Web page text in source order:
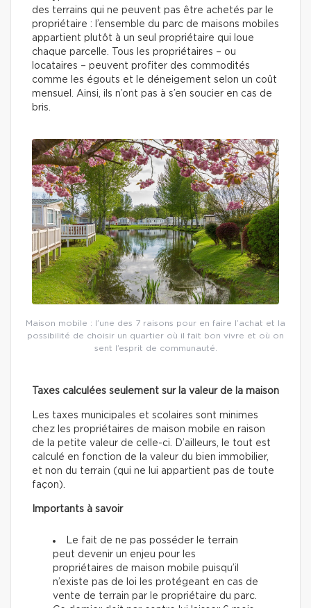
des terrains qui ne peuvent pas être achetés par le
propriétaire : l’ensemble du parc de maisons mobiles
appartient plutôt à un seul propriétaire qui loue
chaque parcelle. Tous les propriétaires – ou
locataires – peuvent profiter des commodités
comme les égouts et le déneigement selon un coût
mensuel. Ainsi, ils n’ont pas à s’en soucier en cas de
bris.
Maison mobile : l’une des 7 raisons pour en faire l’achat et la
possibilité de choisir un quartier où il fait bon vivre et où on
sent l’esprit de communauté.
Taxes calculées seulement sur la valeur de la maison
Les taxes municipales et scolaires sont minimes
chez les propriétaires de maison mobile en raison
de la petite valeur de celle-ci. D’ailleurs, le tout est
calculé en fonction de la valeur du bien immobilier,
et non du terrain (qui ne lui appartient pas de toute
façon).
Importants à savoir
Le fait de ne pas posséder le terrain
peut devenir un enjeu pour les
propriétaires de maison mobile puisqu’il
n’existe pas de loi les protégeant en cas de
vente de terrain par le propriétaire du parc.